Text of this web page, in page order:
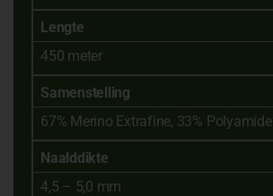
Lengte
450 meter
Samenstelling
67% Merino Extrafine, 33% Polyamide
Naalddikte
4,5 – 5,0 mm